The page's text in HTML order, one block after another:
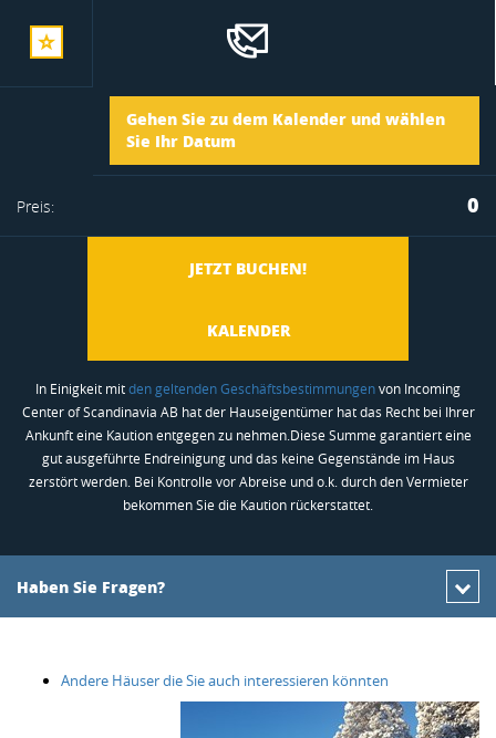
Gehen Sie zu dem Kalender und wählen
Sie Ihr Datum
Ankunft
Abreise
Preis: 0
JETZT BUCHEN!
KALENDER
In Einigkeit mitden geltenden Geschäftsbestimmungenvon Incoming
Center of Scandinavia AB hat der Hauseigentümer hat das Recht bei Ihrer
Ankunft eine Kaution entgegen zu nehmen.Diese Summe garantiert eine
gut ausgeführte Endreinigung und das keine Gegenstände im Haus
zerstört werden. Bei Kontrolle vor Abreise und o.k. durch den Vermieter
bekommen Sie die Kaution rückerstattet.
Haben Sie Fragen?
Andere Häuser die Sie auch interessieren könnten